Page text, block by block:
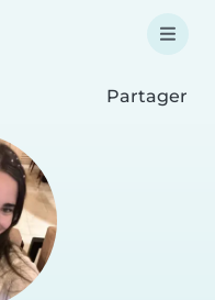
Partager